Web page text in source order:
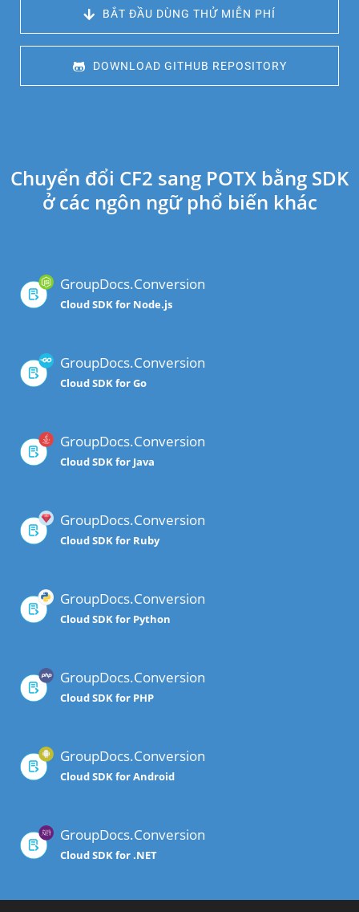
BẮT ĐẦU DÙNG THỬ MIỄN PHÍ
DOWNLOAD GITHUB REPOSITORY
Chuyển đổi CF2 sang POTX bằng SDK
ở các ngôn ngữ phổ biến khác
GroupDocs.Conversion
Cloud SDK for Node.js
GroupDocs.Conversion
Cloud SDK for Go
GroupDocs.Conversion
Cloud SDK for Java
GroupDocs.Conversion
Cloud SDK for Ruby
GroupDocs.Conversion
Cloud SDK for Python
GroupDocs.Conversion
Cloud SDK for PHP
GroupDocs.Conversion
Cloud SDK for Android
GroupDocs.Conversion
Cloud SDK for .NET